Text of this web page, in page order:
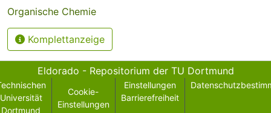
Organische Chemie
Komplettanzeige
Eldorado - Repositorium der TU Dortmund
Universität
Dortmund
Cookie-
Einstellungen
Einstellungen
Barrierefreiheit